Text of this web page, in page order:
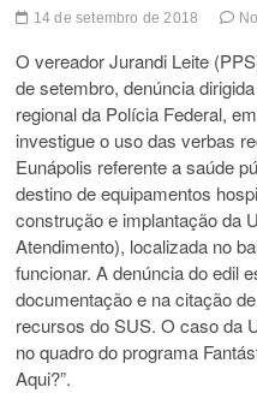
14 de setembro de 2018
O vereador Jurandi Leite
de setembro, denúncia
regional da Polícia Federal,
investigue o uso das verbas
Eunápolis referente a saúde
destino de equipamentos
construção e implantação da
Atendimento), localizada no
funcionar. A denúncia do edil
documentação e na citação
recursos do SUS. O caso da
no quadro do programa
Aqui?”.